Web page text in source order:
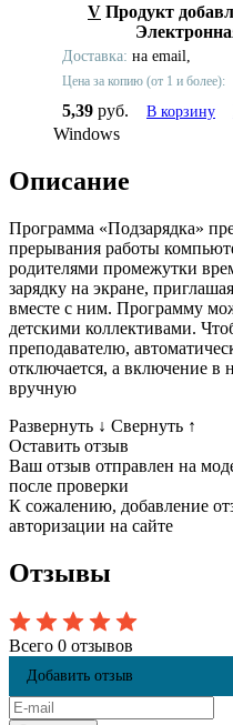
V Продукт
Доставка: на email,
Цена за копию (от 1 и более):
5,39 руб. В корзину
Windows
Описание
Программа «Подзарядка»
прерывания работы
родителями промежутки
зарядку на экране,
вместе с ним. Программу
детскими коллективами.
преподавателю,
отключается, а включение
вручную
Развернуть ↓ Свернуть ↑
Оставить отзыв
Ваш отзыв отправлен на
после проверки
К сожалению, добавление
авторизации на сайте
Отзывы
Всего 0 отзывов
Добавить отзыв